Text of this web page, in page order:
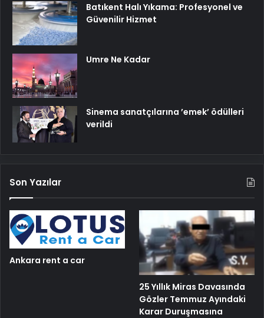
Batıkent Halı Yıkama: Profesyonel ve
Güvenilir Hizmet
Umre Ne Kadar
Sinema sanatçılarına ’emek’ ödülleri
verildi
Son Yazılar
Ankara rent a car
25 Yıllık Miras Davasında
Gözler Temmuz Ayındaki
Karar Duruşmasına